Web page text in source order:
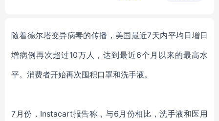
随着德尔塔变异病毒的传播，美国最近7天内平均日增日
增病例再次超过10万人，达到最近6个月以来的最高水
平。消费者开始再次囤积口罩和洗手液。
7月份，Instacart报告称，与6月份相比，洗手液和医用